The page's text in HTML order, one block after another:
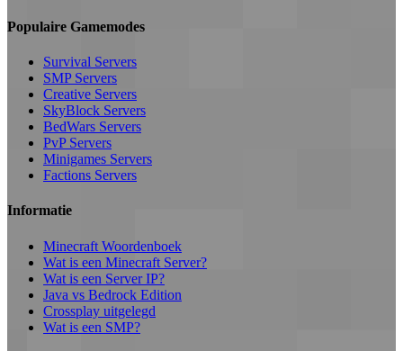
Populaire Gamemodes
Survival Servers
SMP Servers
Creative Servers
SkyBlock Servers
BedWars Servers
PvP Servers
Minigames Servers
Factions Servers
Informatie
Minecraft Woordenboek
Wat is een Minecraft Server?
Wat is een Server IP?
Java vs Bedrock Edition
Crossplay uitgelegd
Wat is een SMP?